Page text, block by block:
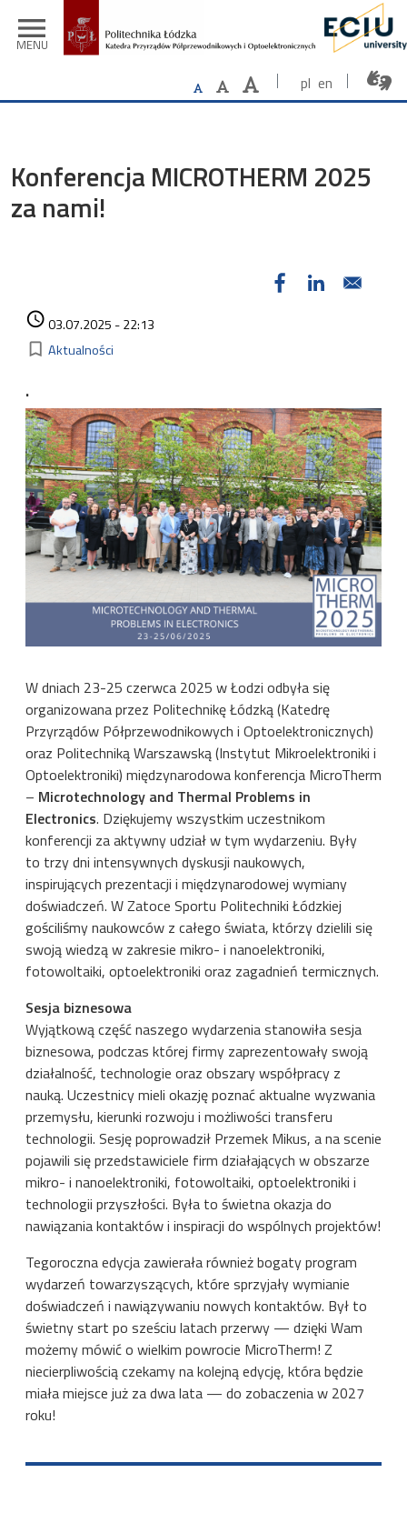
menu
MENU
pl en
Konferencja MICROTHERM 2025
za nami!
access_time03.07.2025 - 22:13
bookmark_border Kategorie
Aktualności
.
Image
W dniach 23-25 czerwca 2025 w Łodzi odbyła się
organizowana przez Politechnikę Łódzką (Katedrę
Przyrządów Półprzewodnikowych i Optoelektronicznych)
oraz Politechniką Warszawską (Instytut Mikroelektroniki i
Optoelektroniki) międzynarodowa konferencja MicroTherm
– Microtechnology and Thermal Problems in
Electronics. Dziękujemy wszystkim uczestnikom
konferencji za aktywny udział w tym wydarzeniu. Były
to trzy dni intensywnych dyskusji naukowych,
inspirujących prezentacji i międzynarodowej wymiany
doświadczeń. W Zatoce Sportu Politechniki Łódzkiej
gościliśmy naukowców z całego świata, którzy dzielili się
swoją wiedzą w zakresie mikro- i nanoelektroniki,
fotowoltaiki, optoelektroniki oraz zagadnień termicznych.
Sesja biznesowa
Wyjątkową część naszego wydarzenia stanowiła sesja
biznesowa, podczas której firmy zaprezentowały swoją
działalność, technologie oraz obszary współpracy z
nauką. Uczestnicy mieli okazję poznać aktualne wyzwania
przemysłu, kierunki rozwoju i możliwości transferu
technologii. Sesję poprowadził Przemek Mikus, a na scenie
pojawili się przedstawiciele firm działających w obszarze
mikro- i nanoelektroniki, fotowoltaiki, optoelektroniki i
technologii przyszłości. Była to świetna okazja do
nawiązania kontaktów i inspiracji do wspólnych projektów!
Tegoroczna edycja zawierała również bogaty program
wydarzeń towarzyszących, które sprzyjały wymianie
doświadczeń i nawiązywaniu nowych kontaktów. Był to
świetny start po sześciu latach przerwy — dzięki Wam
możemy mówić o wielkim powrocie MicroTherm! Z
niecierpliwością czekamy na kolejną edycję, która będzie
miała miejsce już za dwa lata — do zobaczenia w 2027
roku!